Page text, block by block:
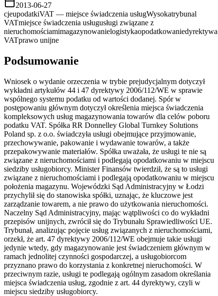
2013-06-27
cjeupodatkiVAT — miejsce świadczenia usługWysokatrybunal
VATmiejsce świadczenia usługusługi związane z
nieruchomościamimagazynowanielogistykaopodatkowaniedyrektywa
VATprawo unijne
Podsumowanie
Wniosek o wydanie orzeczenia w trybie prejudycjalnym dotyczył
wykładni artykułów 44 i 47 dyrektywy 2006/112/WE w sprawie
wspólnego systemu podatku od wartości dodanej. Spór w
postępowaniu głównym dotyczył określenia miejsca świadczenia
kompleksowych usług magazynowania towarów dla celów poboru
podatku VAT. Spółka RR Donnelley Global Turnkey Solutions
Poland sp. z o.o. świadczyła usługi obejmujące przyjmowanie,
przechowywanie, pakowanie i wydawanie towarów, a także
przepakowywanie materiałów. Spółka uważała, że usługi te nie są
związane z nieruchomościami i podlegają opodatkowaniu w miejscu
siedziby usługobiorcy. Minister Finansów twierdził, że są to usługi
związane z nieruchomościami i podlegają opodatkowaniu w miejscu
położenia magazynu. Wojewódzki Sąd Administracyjny w Łodzi
przychylił się do stanowiska spółki, uznając, że kluczowe jest
zarządzanie towarem, a nie prawo do użytkowania nieruchomości.
Naczelny Sąd Administracyjny, mając wątpliwości co do wykładni
przepisów unijnych, zwrócił się do Trybunału Sprawiedliwości UE.
Trybunał, analizując pojęcie usług związanych z nieruchomościami,
orzekł, że art. 47 dyrektywy 2006/112/WE obejmuje takie usługi
jedynie wtedy, gdy magazynowanie jest świadczeniem głównym w
ramach jednolitej czynności gospodarczej, a usługobiorcom
przyznano prawo do korzystania z konkretnej nieruchomości. W
przeciwnym razie, usługi te podlegają ogólnym zasadom określania
miejsca świadczenia usług, zgodnie z art. 44 dyrektywy, czyli w
miejscu siedziby usługobiorcy.